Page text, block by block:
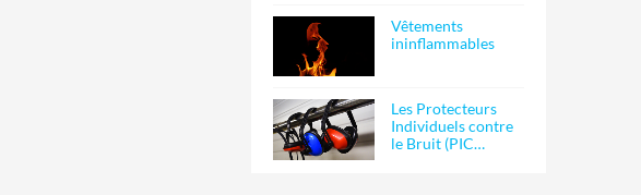
Vêtements
ininflammables
Les Protecteurs
Individuels contre
le Bruit (PIC…